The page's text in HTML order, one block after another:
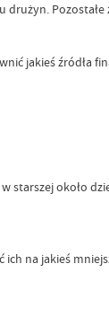
Pozostałe
jakieś źródła
starszej około
na jakieś